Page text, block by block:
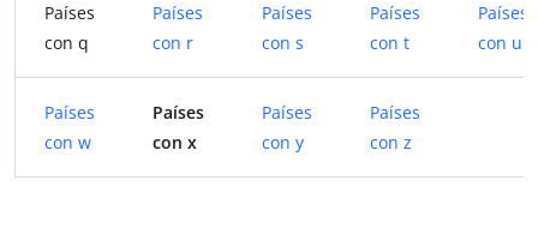
Países
con q
Países
con r
Países
con s
Países
con t
Países
con u
Países
con w
Países
con x
Países
con y
Países
con z